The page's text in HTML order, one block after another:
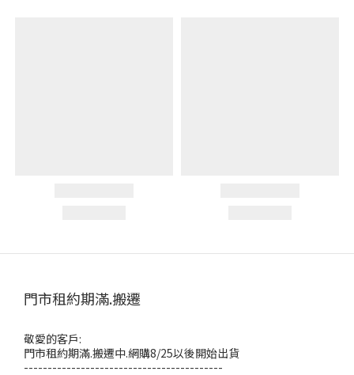
門市租約期滿.搬遷
敬愛的客戶:
門市租約期滿.搬遷中.網購8/25以後開始出貨
------------------------------------------